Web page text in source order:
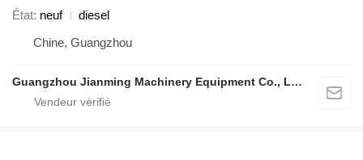
État neuf
diesel
Chine, Guangzhou
Guangzhou Jianming Machinery Equipment Co., Ltd.